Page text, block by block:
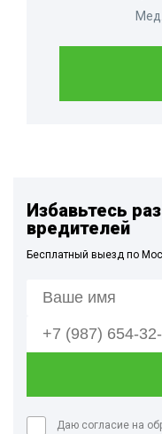
Избавьтесь
вредителей
Бесплатный выезд по
Даю согласие на